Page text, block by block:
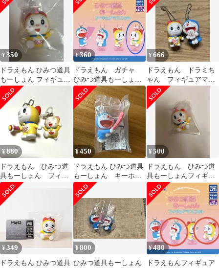
ト★
¥350
ドラえもん ひみつ道具
もーしょん フィギュア
マスコット ドラミ（タ
ケコプター）
¥360
ドラえもん ガチャ
ひみつ道具もーしょ
ん フィギュアマスコ
ット ドラミちゃん
¥666
ドラえもん ドラミち
ゃん フィギュアマス
コット ひみつ道具も
ーしょん
¥880
ドラえもん ひみつ道
具もーしょん フィギ
ュアマスコット&めじ
るしアクセサリー
¥450
ドラえもん ひみつ道具
もーしょん キーホル
ダー
¥500
ドラえもん ひみつ道
具もーしょんフィギュ
アマスコット ドラミ
(タケコプター)
¥349
ドラえもん ひみつ道具
¥800
ひみつ道具もーしょん
¥480
ドラえもんフィギュア